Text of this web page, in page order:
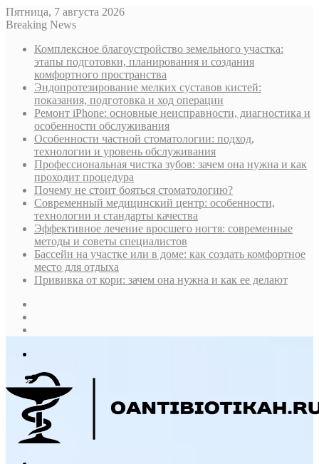
Пятница, 7 августа 2026
Breaking News
Комплексное благоустройство земельного участка:
этапы подготовки, планирования и создания
комфортного пространства
Эндопротезирование мелких суставов кистей:
показания, подготовка и ход операции
Ремонт iPhone: основные неисправности, диагностика и
особенности обслуживания
Особенности частной стоматологии: подход,
технологии и уровень обслуживания
Профессиональная чистка зубов: зачем она нужна и как
проходит процедура
Почему не стоит бояться стоматологию?
Современный медицинский центр: особенности,
технологии и стандарты качества
Эффективное лечение вросшего ногтя: современные
методы и советы специалистов
Бассейн на участке или в доме: как создать комфортное
место для отдыха
Прививка от кори: зачем она нужна и как ее делают